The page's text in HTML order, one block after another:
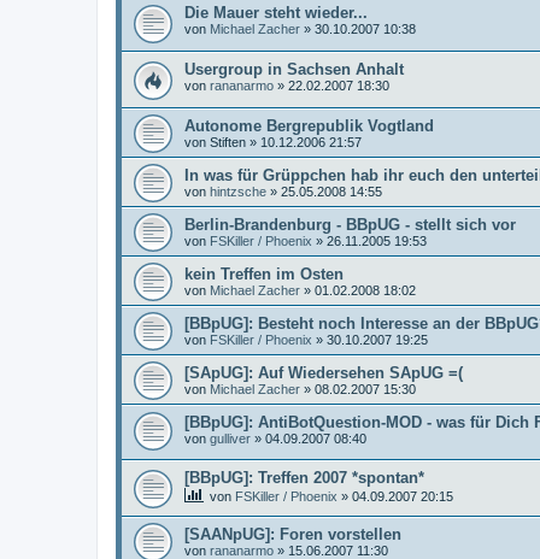
Die Mauer steht wieder...
von Michael Zacher » 30.10.2007 10:38
Usergroup in Sachsen Anhalt
von rananarmo » 22.02.2007 18:30
Autonome Bergrepublik Vogtland
von Stiften » 10.12.2006 21:57
In was für Grüppchen hab ihr euch den
von hintzsche » 25.05.2008 14:55
Berlin-Brandenburg - BBpUG - stellt sich vor
von FSKiller / Phoenix » 26.11.2005 19:53
kein Treffen im Osten
von Michael Zacher » 01.02.2008 18:02
[BBpUG]: Besteht noch Interesse an der
von FSKiller / Phoenix » 30.10.2007 19:25
[SApUG]: Auf Wiedersehen SApUG =(
von Michael Zacher » 08.02.2007 15:30
[BBpUG]: AntiBotQuestion-MOD - was für Dich
von gulliver » 04.09.2007 08:40
[BBpUG]: Treffen 2007 *spontan*
von FSKiller / Phoenix » 04.09.2007 20:15
[SAANpUG]: Foren vorstellen
von rananarmo » 15.06.2007 11:30